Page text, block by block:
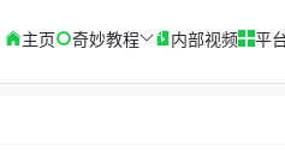
主页 奇妙教程 内部视频 平